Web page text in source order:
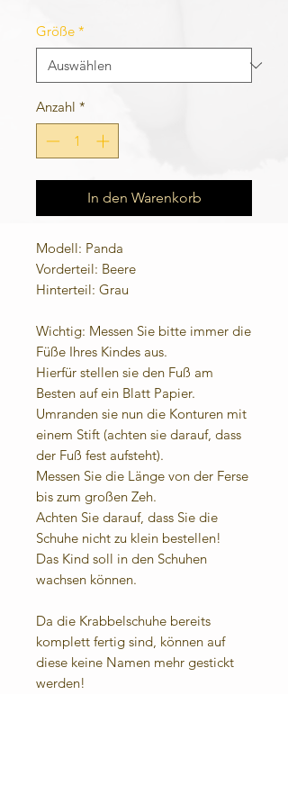
Größe *
Anzahl *
In den Warenkorb
Modell: Panda
Vorderteil: Beere
Hinterteil: Grau
Wichtig: Messen Sie bitte immer die
Füße Ihres Kindes aus.
Hierfür stellen sie den Fuß am
Besten auf ein Blatt Papier.
Umranden sie nun die Konturen mit
einem Stift (achten sie darauf, dass
der Fuß fest aufsteht).
Messen Sie die Länge von der Ferse
bis zum großen Zeh.
Achten Sie darauf, dass Sie die
Schuhe nicht zu klein bestellen!
Das Kind soll in den Schuhen
wachsen können.
Da die Krabbelschuhe bereits
komplett fertig sind, können auf
diese keine Namen mehr gestickt
werden!